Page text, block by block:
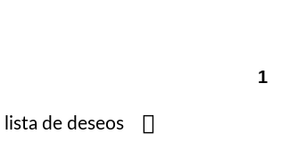
de deseos